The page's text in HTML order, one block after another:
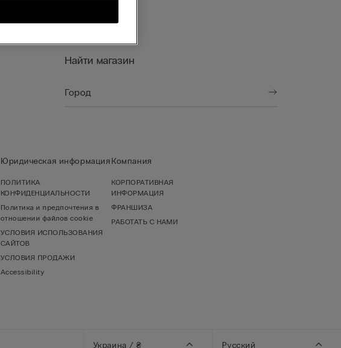
Найти магазин
Юридическая информация
ПОЛИТИКА
КОНФИДЕНЦИАЛЬНОСТИ
Политика и предпочтения в
отношении файлов cookie
УСЛОВИЯ ИСПОЛЬЗОВАНИЯ
САЙТОВ
УСЛОВИЯ ПРОДАЖИ
Accessibility
Компания
КОРПОРАТИВНАЯ
ИНФОРМАЦИЯ
ФРАНШИЗА
РАБОТАТЬ С НАМИ
Украина / ₴ Русский